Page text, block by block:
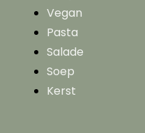
Vegan
Pasta
Salade
Soep
Kerst